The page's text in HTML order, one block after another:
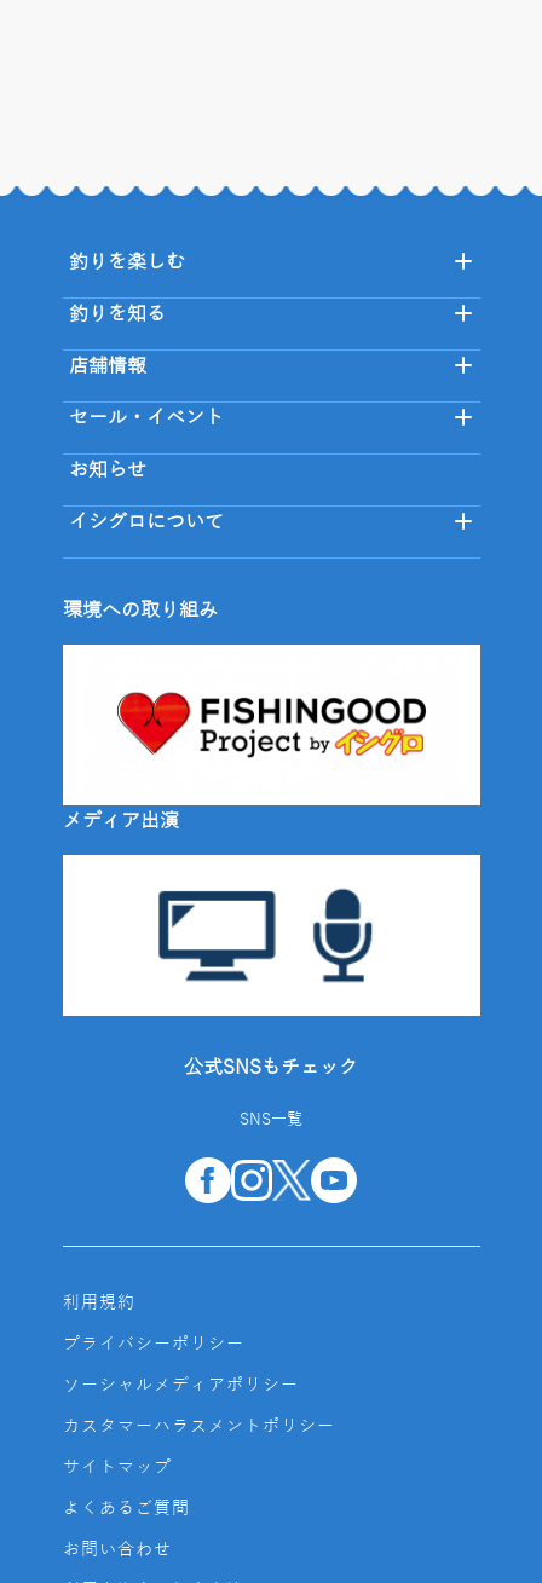
釣りを楽しむ
釣りを知る
店舗情報
セール・イベント
お知らせ
イシグロについて
環境への取り組み
メディア出演
公式SNSもチェック
SNS一覧
利用規約
プライバシーポリシー
ソーシャルメディアポリシー
カスタマーハラスメントポリシー
サイトマップ
よくあるご質問
お問い合わせ